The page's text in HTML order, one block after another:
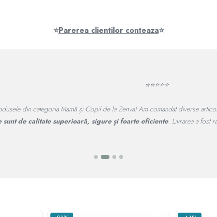
⭐Parerea clientilor conteaza⭐
de comandă a fost simplu, iar livrarea rapidă.Recomand cu